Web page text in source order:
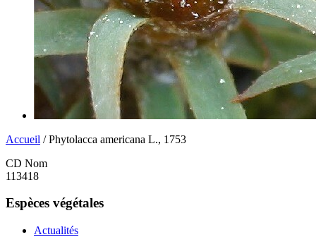
Accueil / Phytolacca americana L., 1753
CD Nom
113418
Espèces végétales
Actualités